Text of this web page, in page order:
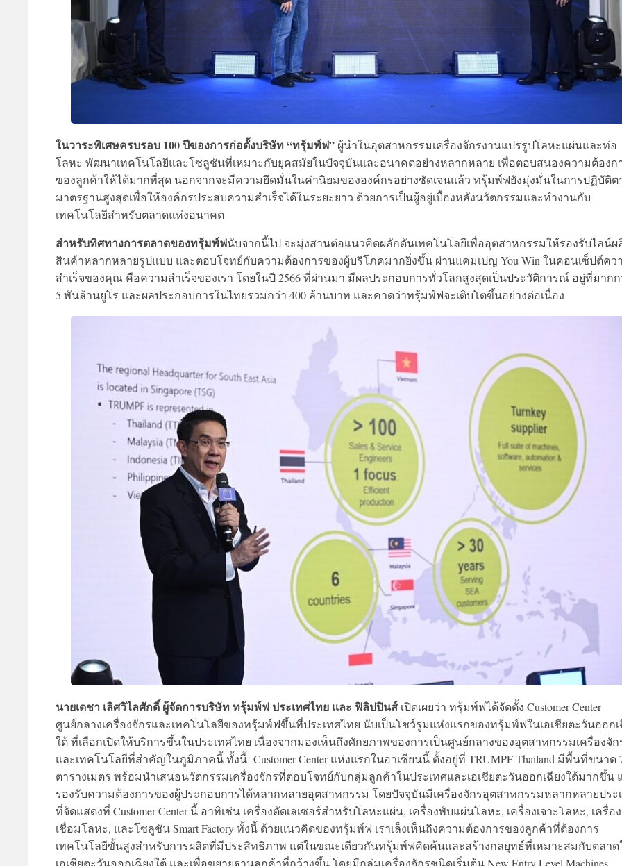
ในวาระพิเศษครบรอบ 100 ปีของการก่อตั้งบริษัท “ทรุ้มพ์ฟ” ผู้นำในอุตสาหกรรมเครื่องจักรงานแปรรูปโลหะแผ่นและท่อ
โลหะ พัฒนาเทคโนโลยีและโซลูชันที่เหมาะกับยุคสมัยในปัจจุบันและอนาคตอย่างหลากหลาย เพื่อตอบสนองความต้องก
ของลูกค้าให้ได้มากที่สุด นอกจากจะมีความยึดมั่นในค่านิยมขององค์กรอย่างชัดเจนแล้ว ทรุ้มพ์ฟยังมุ่งมั่นในการปฏิบัติต
มาตรฐานสูงสุดเพื่อให้องค์กรประสบความสำเร็จได้ในระยะยาว ด้วยการเป็นผู้อยู่เบื้องหลังนวัตกรรมและทำงานกับ
เทคโนโลยีสำหรับตลาดแห่งอนาคต
สำหรับทิศทางการตลาดของทรุ้มพ์ฟนับจากนี้ไป จะมุ่งสานต่อแนวคิดผลักดันเทคโนโลยีเพื่ออุตสาหกรรมให้รองรับไลน์ผ
สินค้าหลากหลายรูปแบบ และตอบโจทย์กับความต้องการของผู้บริโภคมากยิ่งขึ้น ผ่านแคมเปญ You Win ในคอนเซ็ปต์คว
สำเร็จของคุณ คือความสำเร็จของเรา โดยในปี 2566 ที่ผ่านมา มีผลประกอบการทั่วโลกสูงสุดเป็นประวัติการณ์ อยู่ที่มาก
5 พันล้านยูโร และผลประกอบการในไทยรวมกว่า 400 ล้านบาท และคาดว่าทรุ้มพ์ฟจะเติบโตขึ้นอย่างต่อเนื่อง
นายเดชา เลิศวิไลศักดิ์ ผู้จัดการบริษัท ทรุ้มพ์ฟ ประเทศไทย และ ฟิลิปปินส์ เปิดเผยว่า ทรุ้มพ์ฟได้จัดตั้ง Customer Center
ศูนย์กลางเครื่องจักรและเทคโนโลยีของทรุ้มพ์ฟขึ้นที่ประเทศไทย นับเป็นโชว์รูมแห่งแรกของทรุ้มพ์ฟในเอเชียตะวันออกเ
ใต้ ที่เลือกเปิดให้บริการขึ้นในประเทศไทย เนื่องจากมองเห็นถึงศักยภาพของการเป็นศูนย์กลางของอุตสาหกรรมเครื่องจัก
และเทคโนโลยีที่สำคัญในภูมิภาคนี้ ทั้งนี้ Customer Center แห่งแรกในอาเซียนนี้ ตั้งอยู่ที่ TRUMPF Thailand มีพื้นที่ขนาด
ตารางเมตร พร้อมนำเสนอนวัตกรรมเครื่องจักรที่ตอบโจทย์กับกลุ่มลูกค้าในประเทศและเอเชียตะวันออกเฉียงใต้มากขึ้น
รองรับความต้องการของผู้ประกอบการได้หลากหลายอุตสาหกรรม โดยปัจจุบันมีเครื่องจักรอุตสาหกรรมหลากหลายประ
ที่จัดแสดงที่ Customer Center นี้ อาทิเช่น เครื่องตัดเลเซอร์สำหรับโลหะแผ่น, เครื่องพับแผ่นโลหะ, เครื่องเจาะโลหะ, เครื่อง
เชื่อมโลหะ, และโซลูชัน Smart Factory ทั้งนี้ ด้วยแนวคิดของทรุ้มพ์ฟ เราเล็งเห็นถึงความต้องการของลูกค้าที่ต้องการ
เทคโนโลยีขั้นสูงสำหรับการผลิตที่มีประสิทธิภาพ แต่ในขณะเดียวกันทรุ้มพ์ฟคิดค้นและสร้างกลยุทธ์ที่เหมาะสมกับตลาด
เอเชียตะวันออกเฉียงใต้ และเพื่อขยายฐานลูกค้าที่กว้างขึ้น โดยมีกลุ่มเครื่องจักรชนิดเริ่มต้น New Entry Level Machines